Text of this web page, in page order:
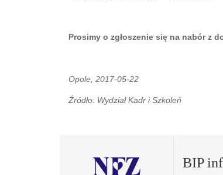
Prosimy o zgłoszenie się na nabór z
Opole, 2017-05-22
Źródło: Wydział Kadr i Szkoleń
BIP